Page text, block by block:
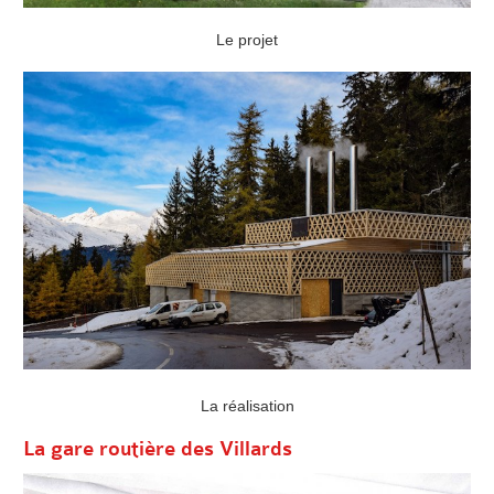
Le projet
La réalisation
La gare routière des Villards